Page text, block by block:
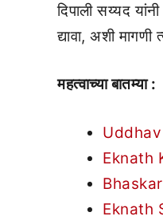
दिपाली सय्यद
द्यावा, अशी
महत्वाच्या बातम्या :
Uddhav
Eknath
Bhaskar
Eknath